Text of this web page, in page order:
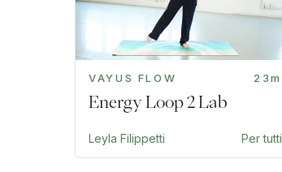
VAYUS FLOW 23m
Energy Loop 2 Lab
Leyla Filippetti Per tutti